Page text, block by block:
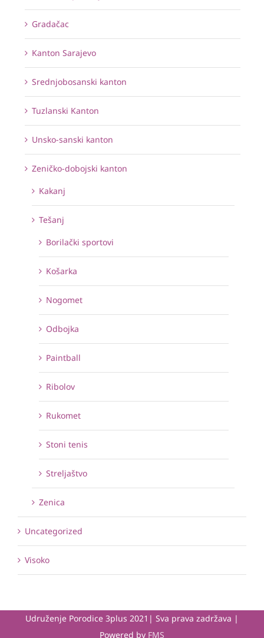
Gradačac
Kanton Sarajevo
Srednjobosanski kanton
Tuzlanski Kanton
Unsko-sanski kanton
Zeničko-dobojski kanton
Kakanj
Tešanj
Borilački sportovi
Košarka
Nogomet
Odbojka
Paintball
Ribolov
Rukomet
Stoni tenis
Streljaštvo
Zenica
Uncategorized
Visoko
Udruženje Porodice 3plus 2021| Sva prava zadržava |
Powered by FMS